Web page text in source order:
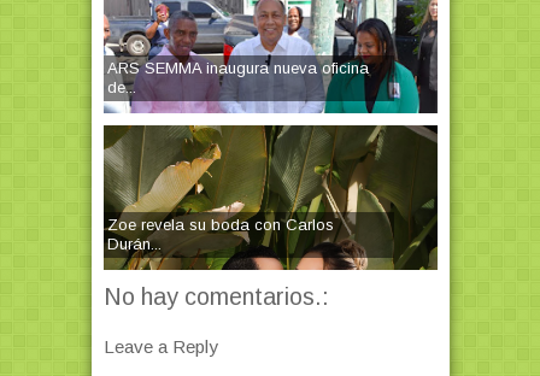
ARS SEMMA inaugura nueva oficina
de...
Zoe revela su boda con Carlos
Durán...
No hay comentarios.:
Leave a Reply